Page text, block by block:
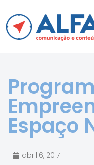
Espaço
abril 6, 2017